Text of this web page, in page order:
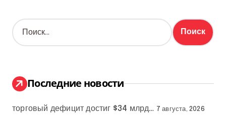
Н
а
:
Последние новости
торговый дефицит достиг $34 млрд… 7 августа, 2026